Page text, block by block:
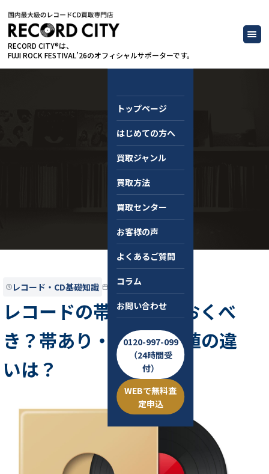
RECORD CITY®は、
FUJI ROCK FESTIVAL’26のオフィシャルサポーターです。
トップページ
はじめての方へ
買取ジャンル
買取方法
買取センター
お客様の声
よくあるご質問
コラム
お問い合わせ
0120-997-099
（24時間受
付）
WEBで無料査
定申込
コラム
レコード・CD基礎知識 2022.02.26
レコードの帯は取っておくべ
き？帯あり・なしの価値の違
いは？